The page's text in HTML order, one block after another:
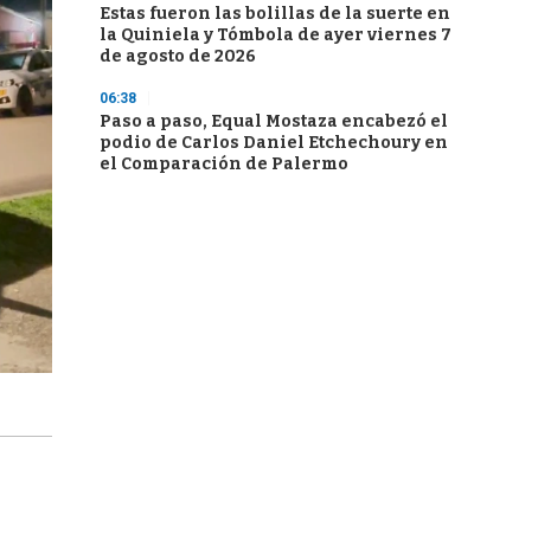
Estas fueron las bolillas de la suerte en
la Quiniela y Tómbola de ayer viernes 7
de agosto de 2026
06:38
Paso a paso, Equal Mostaza encabezó el
podio de Carlos Daniel Etchechoury en
el Comparación de Palermo